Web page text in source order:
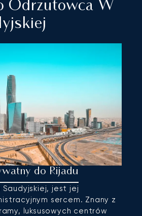
Odrzutowca W
do Rijadu
jest jej
sercem. Znany z
luksusowych centrów